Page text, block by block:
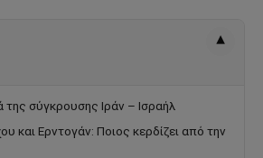
▾
της σύγκρουσης Ιράν – Ισραήλ
και Ερντογάν: Ποιος κερδίζει από την